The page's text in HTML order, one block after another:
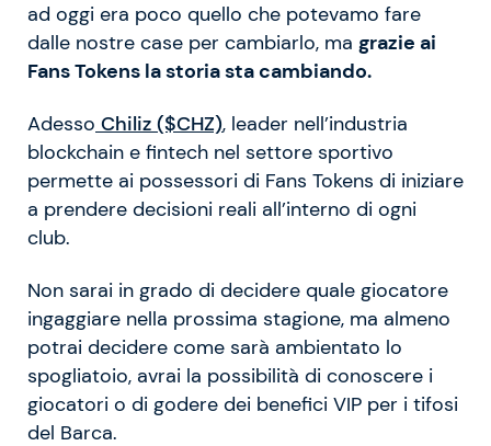
ad oggi era poco quello che potevamo fare
dalle nostre case per cambiarlo, ma grazie ai
Fans Tokens la storia sta cambiando.
Adesso Chiliz ($CHZ), leader nell’industria
blockchain e fintech nel settore sportivo
permette ai possessori di Fans Tokens di iniziare
a prendere decisioni reali all’interno di ogni
club.
Non sarai in grado di decidere quale giocatore
ingaggiare nella prossima stagione, ma almeno
potrai decidere come sarà ambientato lo
spogliatoio, avrai la possibilità di conoscere i
giocatori o di godere dei benefici VIP per i tifosi
del Barca.